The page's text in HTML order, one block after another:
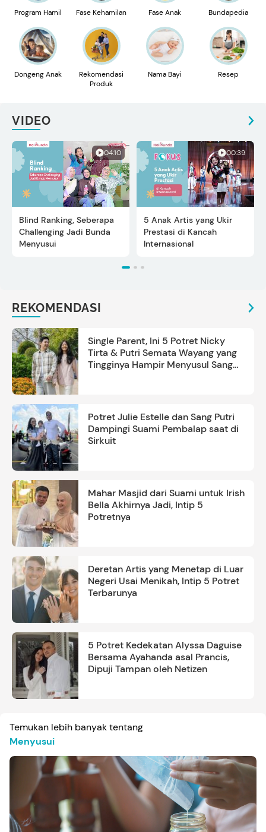
Program Hamil Fase Kehamilan Fase Anak Bundapedia
Dongeng Anak
Rekomendasi
Produk
Nama Bayi Resep
VIDEO
04:10
Blind Ranking, Seberapa
Challenging Jadi Bunda
Menyusui
00:39
5 Anak Artis yang Ukir
Prestasi di Kancah
Internasional
REKOMENDASI
Single Parent, Ini 5 Potret Nicky
Tirta & Putri Semata Wayang yang
Tingginya Hampir Menyusul Sang
Potret Julie Estelle dan Sang Putri
Dampingi Suami Pembalap saat di
Sirkuit
Mahar Masjid dari Suami untuk Irish
Bella Akhirnya Jadi, Intip 5
Potretnya
Deretan Artis yang Menetap di Luar
Negeri Usai Menikah, Intip 5 Potret
Terbarunya
5 Potret Kedekatan Alyssa Daguise
Bersama Ayahanda asal Prancis,
Dipuji Tampan oleh Netizen
Temukan lebih banyak tentang
Menyusui